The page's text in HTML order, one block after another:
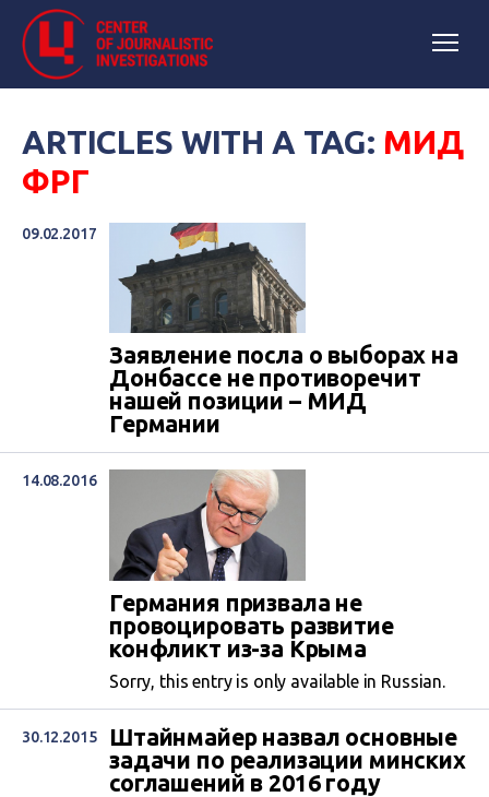
ARTICLES WITH A TAG: МИД
ФРГ
09.02.2017
Заявление посла о выборах на
Донбассе не противоречит
нашей позиции – МИД
Германии
14.08.2016
Германия призвала не
провоцировать развитие
конфликт из-за Крыма
Sorry, this entry is only available in Russian.
30.12.2015
Штайнмайер назвал основные
задачи по реализации минских
соглашений в 2016 году